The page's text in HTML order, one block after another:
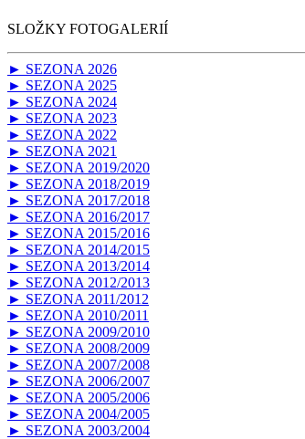
SLOŽKY FOTOGALERIÍ
► SEZONA 2026
► SEZONA 2025
► SEZONA 2024
► SEZONA 2023
► SEZONA 2022
► SEZONA 2021
► SEZONA 2019/2020
► SEZONA 2018/2019
► SEZONA 2017/2018
► SEZONA 2016/2017
► SEZONA 2015/2016
► SEZONA 2014/2015
► SEZONA 2013/2014
► SEZONA 2012/2013
► SEZONA 2011/2012
► SEZONA 2010/2011
► SEZONA 2009/2010
► SEZONA 2008/2009
► SEZONA 2007/2008
► SEZONA 2006/2007
► SEZONA 2005/2006
► SEZONA 2004/2005
► SEZONA 2003/2004